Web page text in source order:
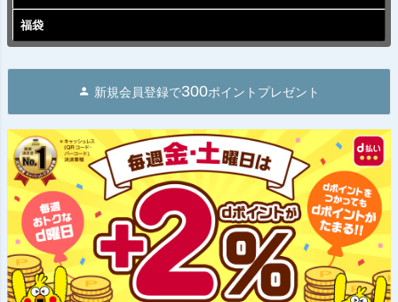
福袋
新規会員登録で300ポイントプレゼント